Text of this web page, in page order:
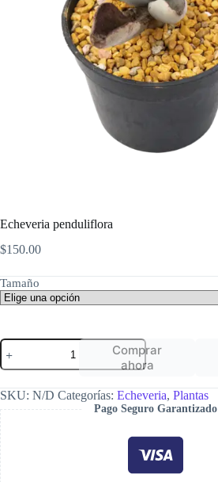
Echeveria penduliflora
$150.00
Tamaño
Echeveria
penduliflora
cantidad
Comprar
ahora
SKU: N/D Categorías: Echeveria, Plantas
Pago Seguro Garantizado